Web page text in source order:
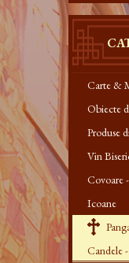
Carte &
Obiecte
Produse
Vin
Covoare
Icoane
Candele